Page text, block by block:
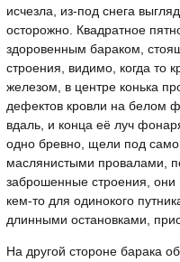
исчезла, из-под снега
осторожно. Квадратное
здоровенным бараком,
строения, видимо, когда то
железом, в центре конька
дефектов кровли на белом
вдаль, и конца её луч
одно бревно, щели под
маслянистыми провалами,
заброшенные строения, они
кем-то для одинокого
длинными остановками,
На другой стороне барака